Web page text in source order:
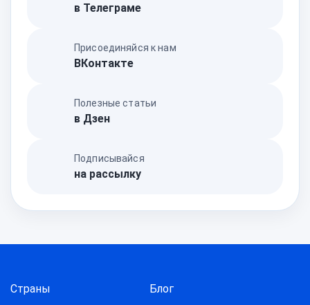
в Телеграме
Присоединяйся к нам
ВКонтакте
Полезные статьи
в Дзен
Подписывайся
на рассылку
Страны Блог